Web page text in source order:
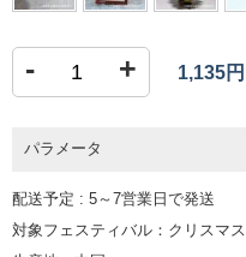
- + 1,135円
パラメータ
配送予定 : 5～7営業日で発送
対象フェスティバル：クリスマス